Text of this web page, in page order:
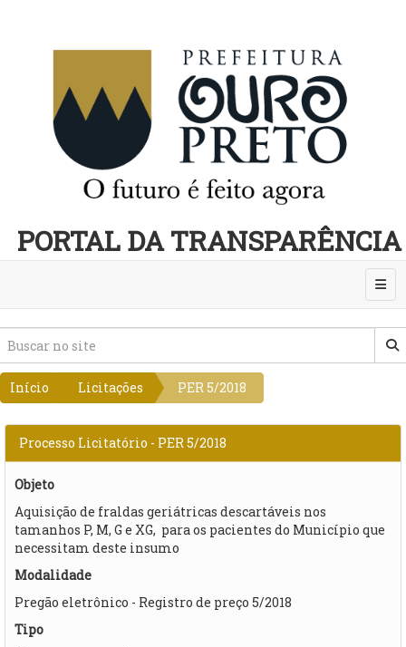
PORTAL DA TRANSPARÊNCIA
Início Licitações PER 5/2018
Processo Licitatório - PER 5/2018
Objeto
Aquisição de fraldas geriátricas descartáveis nos
tamanhos P, M, G e XG, para os pacientes do Município que
necessitam deste insumo​
Modalidade
Pregão eletrônico - Registro de preço 5/2018
Tipo